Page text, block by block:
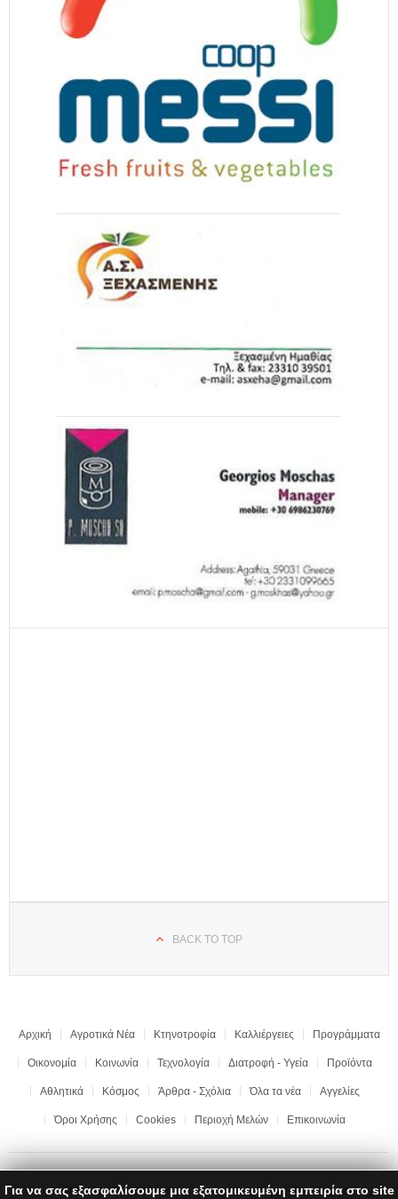
BACK TO TOP
Αρχική Αγροτικά Νέα Κτηνοτροφία Καλλιέργειες Προγράμματα
Οικονομία Κοινωνία Τεχνολογία Διατροφή - Υγεία Προϊόντα
Αθλητικά Κόσμος Άρθρα - Σχόλια Όλα τα νέα Αγγελίες
Όροι Χρήσης Cookies Περιοχή Μελών Επικοινωνία
Copyright © 2017 "Ημαθιώτικη Γη" | All rights reserved | Development by
Για να σας εξασφαλίσουμε μια εξατομικευμένη εμπειρία στο site